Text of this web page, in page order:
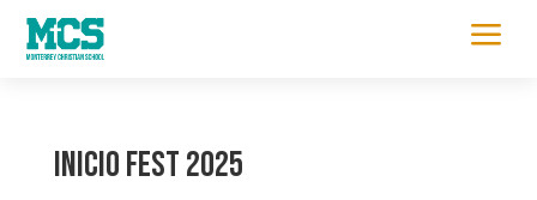
a
INICIO FEST 2025